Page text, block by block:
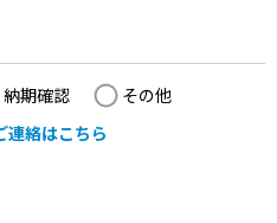
納期確認
その他
連絡はこちら